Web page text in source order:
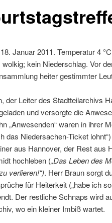
Januar 2011. Temperatur 4
wolkig; kein Niederschlag. Vor
heiter gestimmter
der Leiter des Stadtteilarchivs
und versorgte die
„Anwesenden“ waren in ihrer
das Niedersachen-Ticket
aus Hannover, der Rest aus
hochleben („Das Leben des
verlieren!“). Herr Braun sorgt
für Heiterkeit („habe ich
Der restliche Schnaps wird
wo ein kleiner Imbiß wartet.